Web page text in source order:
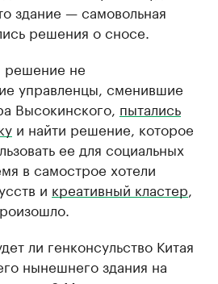
здание — самовольная
решения о сносе.
решение не
управленцы, сменившие
Высокинского, пытались
и найти решение, которое
ее для социальных
в самострое хотели
и креативный кластер
ли генконсульство Китая
нынешнего здания на